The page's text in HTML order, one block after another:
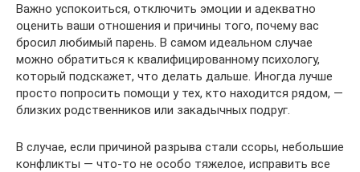
Важно успокоиться, отключить эмоции и адекватно
оценить ваши отношения и причины того, почему вас
бросил любимый парень. В самом идеальном случае
можно обратиться к квалифицированному психологу,
который подскажет, что делать дальше. Иногда лучше
просто попросить помощи у тех, кто находится рядом, —
близких родственников или закадычных подруг.
В случае, если причиной разрыва стали ссоры, небольшие
конфликты — что-то не особо тяжелое, исправить все